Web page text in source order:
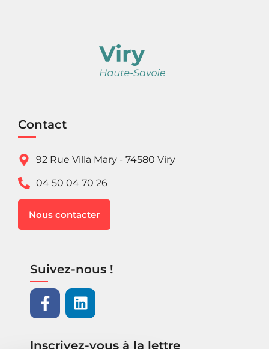
Contact
92 Rue Villa Mary - 74580 Viry
04 50 04 70 26
Nous contacter
Suivez-nous !
Inscrivez-vous à la lettre